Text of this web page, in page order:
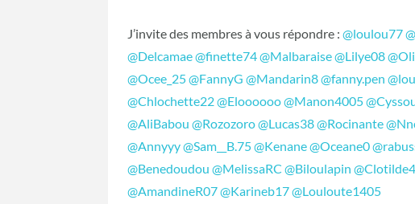
J’invite des membres à vous répondre :@loulou77
@Delcamae@finette74@Malbaraise@Lilye08
@Ocee_25@FannyG @Mandarin8@fanny.pen
@Chlochette22@Eloooooo@Manon4005
@AliBabou @Rozozoro@Lucas38@Rocinante
@Annyyy@Sam__B.75@Kenane@Oceane0
@Benedoudou @MelissaRC @Biloulapin
@AmandineR07@Karineb17@Louloute1405